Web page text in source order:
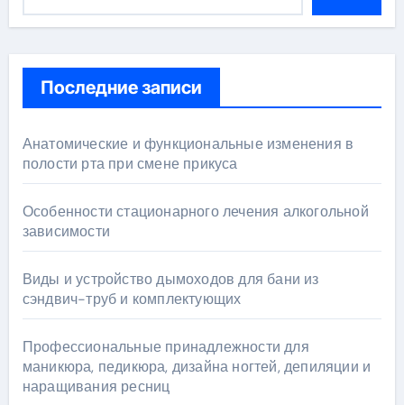
Последние записи
Анатомические и функциональные изменения в
полости рта при смене прикуса
Особенности стационарного лечения алкогольной
зависимости
Виды и устройство дымоходов для бани из
сэндвич-труб и комплектующих
Профессиональные принадлежности для
маникюра, педикюра, дизайна ногтей, депиляции и
наращивания ресниц